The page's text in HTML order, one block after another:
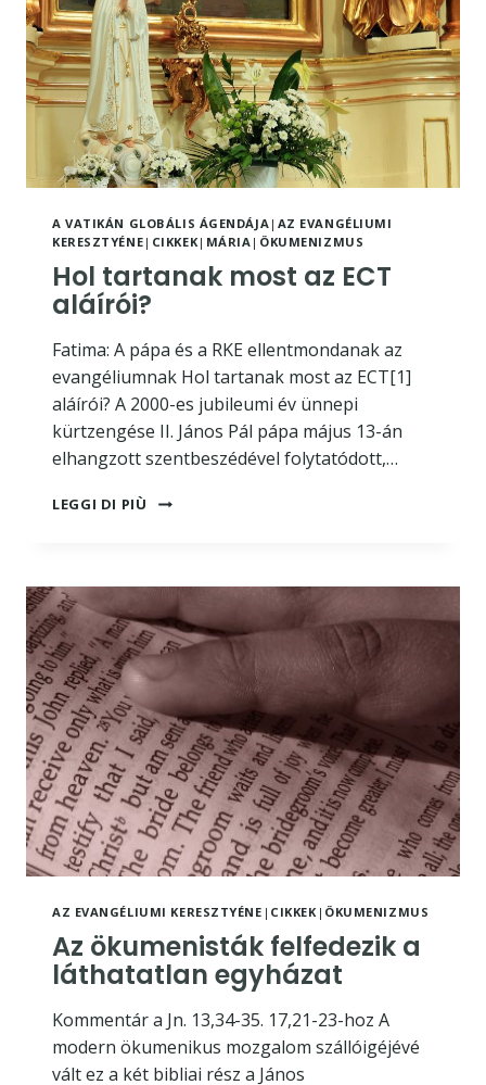
A VATIKÁN GLOBÁLIS ÁGENDÁJA | AZ EVANGÉLIUMI
KERESZTYÉNE | CIKKEK | MÁRIA | ÖKUMENIZMUS
Hol tartanak most az ECT
aláírói?
Fatima: A pápa és a RKE ellentmondanak az
evangéliumnak Hol tartanak most az ECT[1]
aláírói? A 2000-es jubileumi év ünnepi
kürtzengése II. János Pál pápa május 13-án
elhangzott szentbeszédével folytatódott,…
LEGGI DI PIÙ
HOL
ECT
ALÁÍRÓI?
AZ EVANGÉLIUMI KERESZTYÉNE | CIKKEK | ÖKUMENIZMUS
Az ökumenisták felfedezik a
láthatatlan egyházat
Kommentár a Jn. 13,34-35. 17,21-23-hoz A
modern ökumenikus mozgalom szállóigéjévé
vált ez a két bibliai rész a János